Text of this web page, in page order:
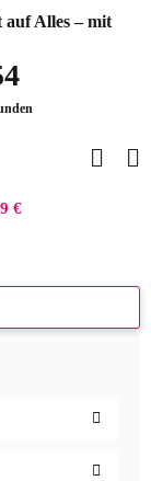
auf Alles – mit
€